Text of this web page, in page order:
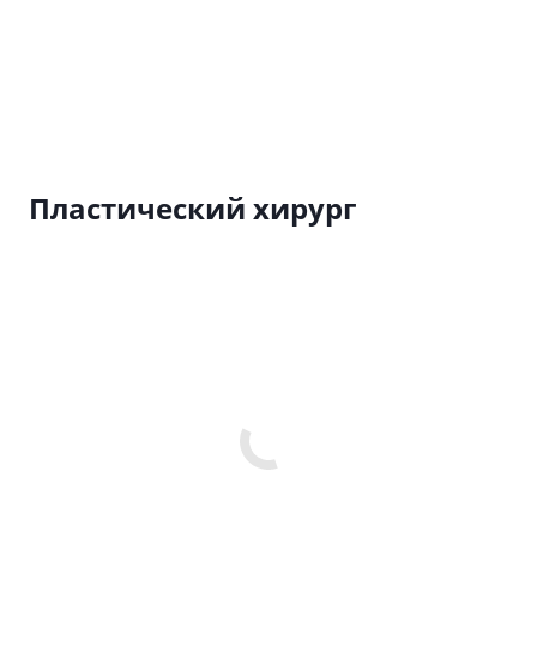
Пластический хирург